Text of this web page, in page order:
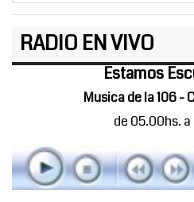
RADIO EN VIVO
Estamos
Musica de la 106 -
de 05.00hs.